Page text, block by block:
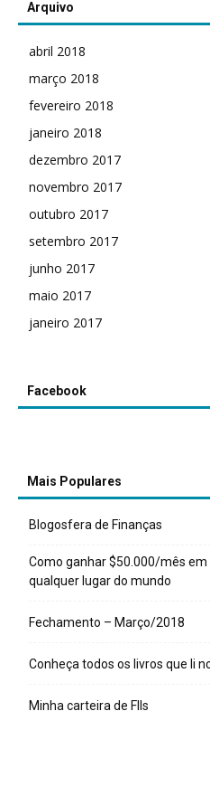
Arquivo
abril 2018
março 2018
fevereiro 2018
janeiro 2018
dezembro 2017
novembro 2017
outubro 2017
setembro 2017
junho 2017
maio 2017
janeiro 2017
Facebook
Mais Populares
Blogosfera de Finanças
Como ganhar $50.000/mês
qualquer lugar do mundo
Fechamento – Março/2018
Conheça todos os livros que li
Minha carteira de FIIs